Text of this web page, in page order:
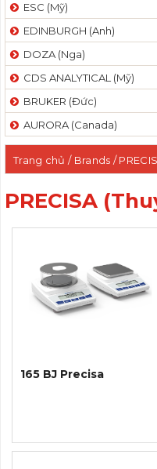
ESC (Mỹ)
EDINBURGH (Anh)
DOZA (Nga)
CDS ANALYTICAL (Mỹ)
BRUKER (Đức)
AURORA (Canada)
Trang chủ / Brands /
PRECISA
165 BJ Precisa